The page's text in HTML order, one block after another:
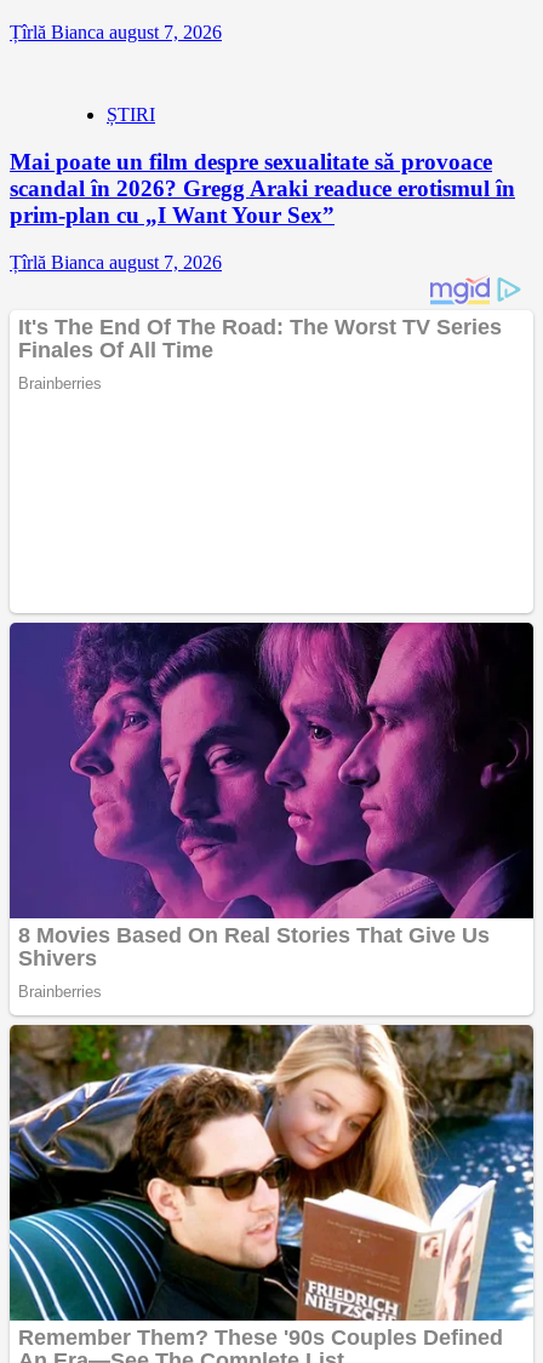
Țîrlă Bianca august 7, 2026
ȘTIRI
Mai poate un film despre sexualitate să provoace
scandal în 2026? Gregg Araki readuce erotismul în
prim-plan cu „I Want Your Sex”
Țîrlă Bianca august 7, 2026